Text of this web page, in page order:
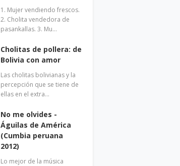
1. Mujer vendiendo frescos.
2. Cholita vendedora de
pasankallas. 3. Mu…
Cholitas de pollera: de
Bolivia con amor
Las cholitas bolivianas y la
percepción que se tiene de
ellas en el extra…
No me olvides -
Águilas de América
(Cumbia peruana
2012)
Lo mejor de la música